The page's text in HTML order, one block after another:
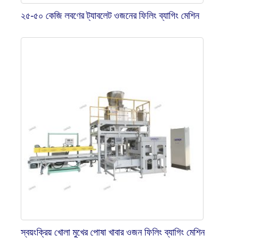
২৫-৫০ কেজি লবণের ট্যাবলেট ওজনের ফিলিং ব্যাগিং মেশিন
স্বয়ংক্রিয় খোলা মুখের পোষা খাবার ওজন ফিলিং ব্যাগিং মেশিন